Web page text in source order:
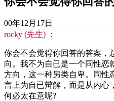
00年12月17日
rocky (先生) ：
你会不会觉得你回答的答案，
向。我不为自已是一个同性恋
方向，这一种另类自卑。同性
言上为自已辩解，而是从内心
何必太在意呢?